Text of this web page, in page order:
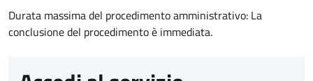
Durata massima del procedimento amministrativo: La
conclusione del procedimento è immediata.